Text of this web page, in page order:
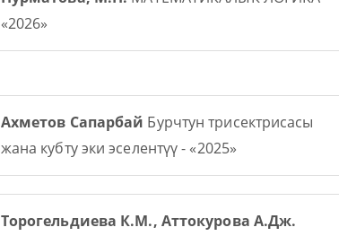
«2026»
Ахметов Сапарбай Бурчтун трисектрисасы
жана кубту эки эселентүү - «2025»
Торогельдиева К.М., Аттокурова А.Дж.